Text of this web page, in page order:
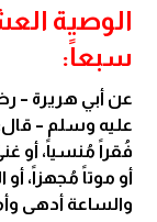
الوصية
سبعاً:
عن أبي هريرة –
عليه وسلم – قال:
فُقراً مُنسياً، أو
أو موتاً مُجهزاً،
والساعة أدهى